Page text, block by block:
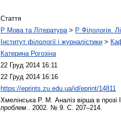
Стаття
P Мова та Література> P Філологія.
Інститут філології і журналістики >
Катерина Рогозіна
22 Груд 2014 16:11
22 Груд 2014 16:16
https://eprints.zu.edu.ua/id/eprint/14811
Хмелінська Р. М. Аналіз вірша в
проблем. . 2002. № 9. С. 207–214.